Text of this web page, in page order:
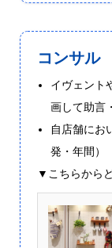
コンサル
イヴェント
画して助言
自店舗にお
発・年間）
▼こちらから